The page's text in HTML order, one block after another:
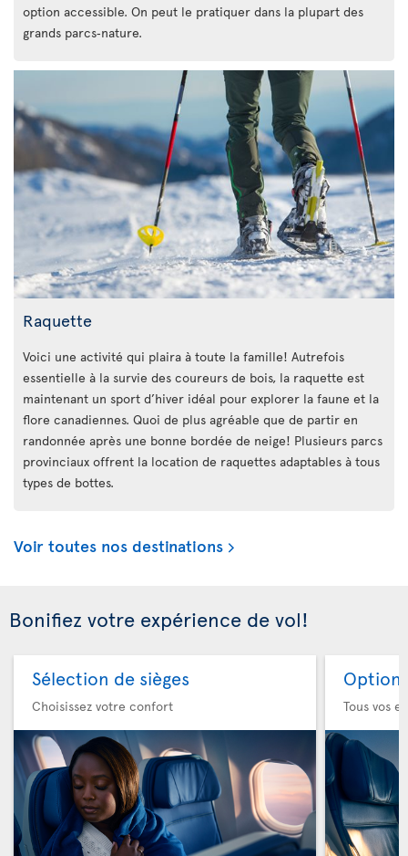
option accessible. On peut le pratiquer dans la plupart des
grands parcs‑nature.
Raquette
Voici une activité qui plaira à toute la famille! Autrefois
essentielle à la survie des coureurs de bois, la raquette est
maintenant un sport d’hiver idéal pour explorer la faune et la
flore canadiennes. Quoi de plus agréable que de partir en
randonnée après une bonne bordée de neige! Plusieurs parcs
provinciaux offrent la location de raquettes adaptables à tous
types de bottes.
Voir toutes nos destinations
Bonifiez votre expérience de vol!
Sélection de sièges
Choisissez votre confort
Option
Tous vos